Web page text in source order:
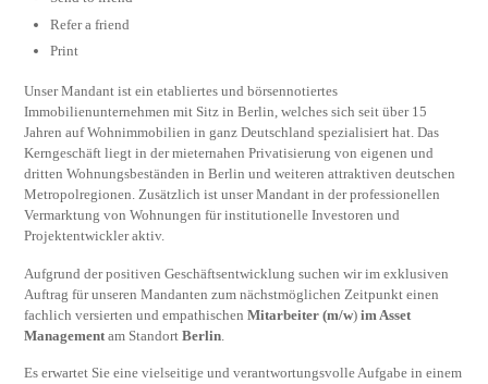
Refer a friend
Print
Unser Mandant ist ein etabliertes und börsennotiertes
Immobilienunternehmen mit Sitz in Berlin, welches sich seit über 15
Jahren auf Wohnimmobilien in ganz Deutschland spezialisiert hat. Das
Kerngeschäft liegt in der mieternahen Privatisierung von eigenen und
dritten Wohnungsbeständen in Berlin und weiteren attraktiven deutschen
Metropolregionen. Zusätzlich ist unser Mandant in der professionellen
Vermarktung von Wohnungen für institutionelle Investoren und
Projektentwickler aktiv.
Aufgrund der positiven Geschäftsentwicklung suchen wir im exklusiven
Auftrag für unseren Mandanten zum nächstmöglichen Zeitpunkt einen
fachlich versierten und empathischenMitarbeiter (m/w)im Asset
Management am StandortBerlin
Es erwartet Sie eine vielseitige und verantwortungsvolle Aufgabe in einem